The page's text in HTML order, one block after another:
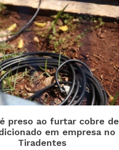
preso ao furtar cobre de
em empresa no
Tiradentes